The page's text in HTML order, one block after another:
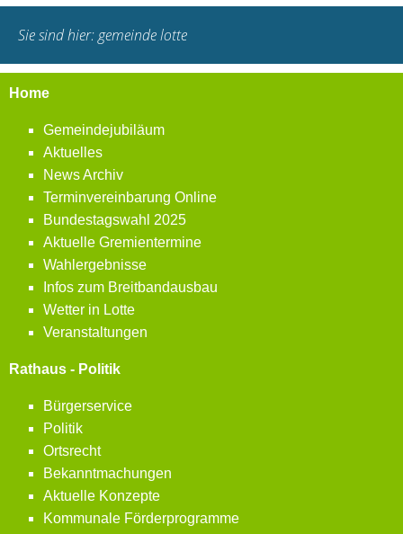
Sie sind hier:gemeinde lotte
Home
Gemeindejubiläum
Aktuelles
News Archiv
Terminvereinbarung Online
Bundestagswahl 2025
Aktuelle Gremientermine
Wahlergebnisse
Infos zum Breitbandausbau
Wetter in Lotte
Veranstaltungen
Rathaus - Politik
Bürgerservice
Politik
Ortsrecht
Bekanntmachungen
Aktuelle Konzepte
Kommunale Förderprogramme